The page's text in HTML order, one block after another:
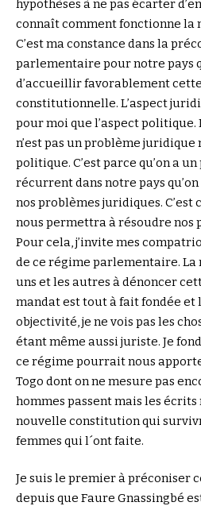
hypothèses à ne pas écarter
connaît comment fonctionne la
C’est ma constance dans la
parlementaire pour notre pays
d’accueillir favorablement
constitutionnelle. L’aspect
pour moi que l’aspect
n’est pas un problème
politique. C’est parce qu’on a
récurrent dans notre pays
nos problèmes juridiques. C’est
nous permettra à résoudre nos
Pour cela, j’invite mes
de ce régime parlementaire. La
uns et les autres à dénoncer
mandat est tout à fait fondée
objectivité, je ne vois pas les
étant même aussi juriste. Je
ce régime pourrait nous
Togo dont on ne mesure pas
hommes passent mais les
nouvelle constitution qui
femmes qui l´ont faite.
Je suis le premier à préconiser
depuis que Faure Gnassingbé